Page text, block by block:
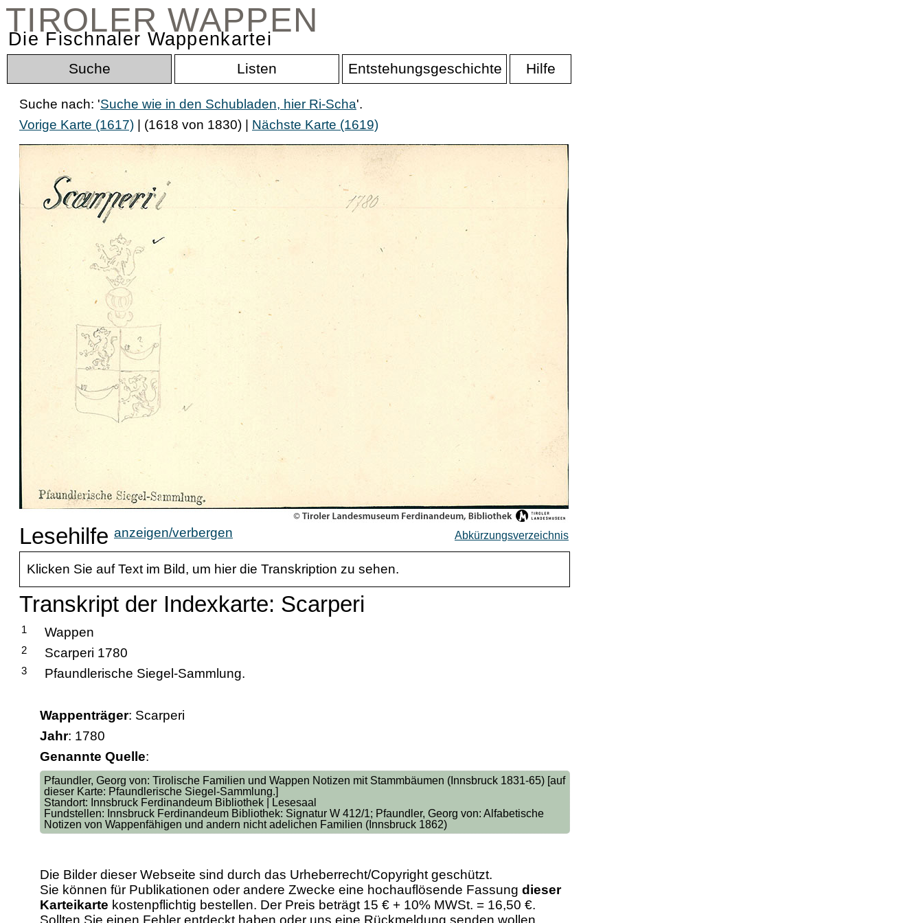
TIROLER WAPPEN
Die Fischnaler Wappenkartei
Suche Listen Entstehungsgeschichte Hilfe
Suche nach: 'Suche wie in den Schubladen, hier Ri-Scha'.
Vorige Karte (1617) | (1618 von 1830) | Nächste Karte (1619)
Lesehilfe anzeigen/verbergen Abkürzungsverzeichnis
Klicken Sie auf Text im Bild, um hier die Transkription zu sehen.
Transkript der Indexkarte: Scarperi
1 Wappen
2 Scarperi 1780
3 Pfaundlerische Siegel-Sammlung.
Wappenträger: Scarperi
Jahr: 1780
Genannte Quelle:
Pfaundler, Georg von: Tirolische Familien und Wappen Notizen mit Stammbäumen (Innsbruck 1831-65) [auf
dieser Karte: Pfaundlerische Siegel-Sammlung.]
Standort: Innsbruck Ferdinandeum Bibliothek | Lesesaal
Fundstellen: Innsbruck Ferdinandeum Bibliothek: Signatur W 412/1; Pfaundler, Georg von: Alfabetische
Notizen von Wappenfähigen und andern nicht adelichen Familien (Innsbruck 1862)
Die Bilder dieser Webseite sind durch das Urheberrecht/Copyright geschützt.
Sie können für Publikationen oder andere Zwecke eine hochauflösende Fassung dieser
Karteikarte kostenpflichtig bestellen. Der Preis beträgt 15 € + 10% MWSt. = 16,50 €.
Sollten Sie einen Fehler entdeckt haben oder uns eine Rückmeldung senden wollen,